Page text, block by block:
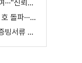
진급 장성에 삼정검 수치 수여···"신뢰회복 애써달라"
전세사기 피해주택 매입 1만 호 돌파···피해 지원 속도
"복잡한 웹툰·웹소설 환불···증빙서류 요구까지"